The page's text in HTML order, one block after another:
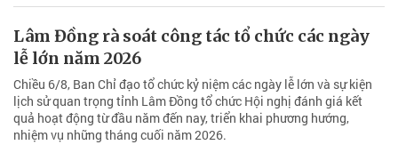
Lâm Đồng rà soát công tác tổ chức các ngày
lễ lớn năm 2026
Chiều 6/8, Ban Chỉ đạo tổ chức kỷ niệm các ngày lễ lớn và sự kiện
lịch sử quan trọng tỉnh Lâm Đồng tổ chức Hội nghị đánh giá kết
quả hoạt động từ đầu năm đến nay, triển khai phương hướng,
nhiệm vụ những tháng cuối năm 2026.